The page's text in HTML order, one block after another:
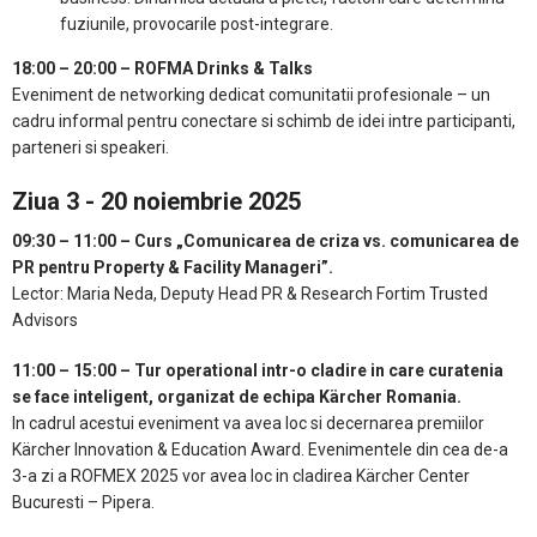
fuziunile, provocarile post-integrare.
18:00 – 20:00 – ROFMA Drinks & Talks
Eveniment de networking dedicat comunitatii profesionale – un
cadru informal pentru conectare si schimb de idei intre participanti,
parteneri si speakeri.
Ziua 3 - 20 noiembrie 2025
09:30 – 11:00 – Curs „Comunicarea de criza vs. comunicarea de
PR pentru Property & Facility Manageri”.
Lector: Maria Neda, Deputy Head PR & Research Fortim Trusted
Advisors
11:00 – 15:00 – Tur operational intr-o cladire in care curatenia
se face inteligent, organizat de echipa Kärcher Romania.
In cadrul acestui eveniment va avea loc si decernarea premiilor
Kärcher Innovation & Education Award. Evenimentele din cea de-a
3-a zi a ROFMEX 2025 vor avea loc in cladirea Kärcher Center
Bucuresti – Pipera.